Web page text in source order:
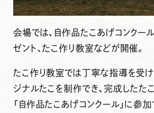
会場では、自作品たこあげコンクー
ゼント、たこ作り教室などが開催。
たこ作り教室では丁寧な指導を受け
ジナルたこを制作でき、完成したた
「自作品たこあげコンクール」に参